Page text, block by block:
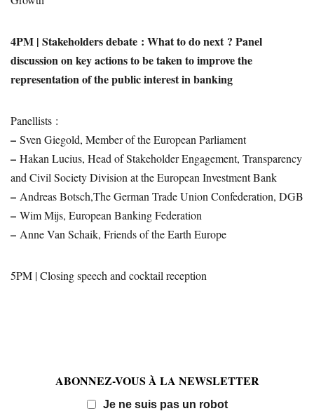
4PM | Stakeholders debate : What to do next ? Panel
discussion on key actions to be taken to improve the
representation of the public interest in banking
Panellists :
– Sven Giegold, Member of the European Parliament
– Hakan Lucius, Head of Stakeholder Engagement, Transparency
and Civil Society Division at the European Investment Bank
– Andreas Botsch,The German Trade Union Confederation, DGB
– Wim Mijs, European Banking Federation
– Anne Van Schaik, Friends of the Earth Europe
5PM | Closing speech and cocktail reception
ABONNEZ-VOUS À LA NEWSLETTER
Je ne suis pas un robotEmail